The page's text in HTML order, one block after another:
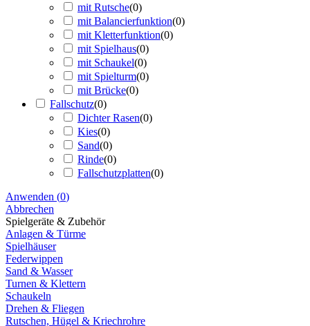
mit Rutsche(0)
mit Balancierfunktion(0)
mit Kletterfunktion(0)
mit Spielhaus(0)
mit Schaukel(0)
mit Spielturm(0)
mit Brücke(0)
Fallschutz(0)
Dichter Rasen(0)
Kies(0)
Sand(0)
Rinde(0)
Fallschutzplatten(0)
Anwenden (0)
Abbrechen
Spielgeräte & Zubehör
Anlagen & Türme
Spielhäuser
Federwippen
Sand & Wasser
Turnen & Klettern
Schaukeln
Drehen & Fliegen
Rutschen, Hügel & Kriechrohre